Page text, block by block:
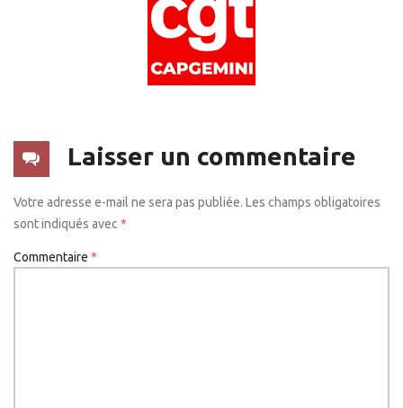
Laisser un commentaire
Votre adresse e-mail ne sera pas publiée. Les champs obligatoires
sont indiqués avec *
Commentaire *